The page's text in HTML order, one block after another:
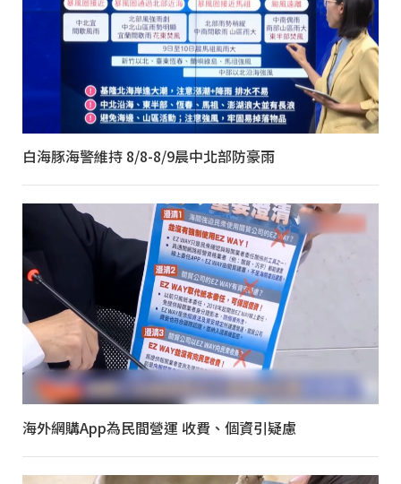
白海豚海警維持 8/8-8/9晨中北部防豪雨
海外網購App為民間營運 收費、個資引疑慮